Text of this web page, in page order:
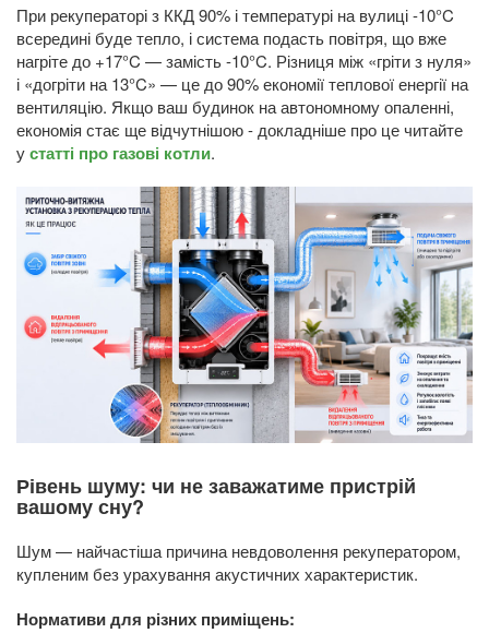
При рекуператорі з ККД 90% і температурі на вулиці -10°C
всередині буде тепло, і система подасть повітря, що вже
нагріте до +17°C — замість -10°C. Різниця між «гріти з нуля»
і «догріти на 13°C» — це до 90% економії теплової енергії на
вентиляцію. Якщо ваш будинок на автономному опаленні,
економія стає ще відчутнішою - докладніше про це читайте
устатті про газові котли.
Рівень шуму: чи не заважатиме пристрій
вашому сну?
Шум — найчастіша причина невдоволення рекуператором,
купленим без урахування акустичних характеристик.
Нормативи для різних приміщень: